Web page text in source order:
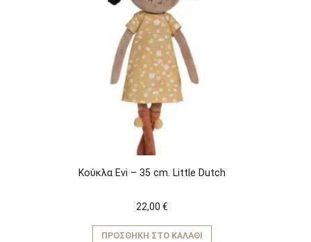
Κούκλα Evi – 35 cm. Little Dutch
22,00 €
ΠΡΟΣΘΉΚΗ ΣΤΟ ΚΑΛΆΘΙ